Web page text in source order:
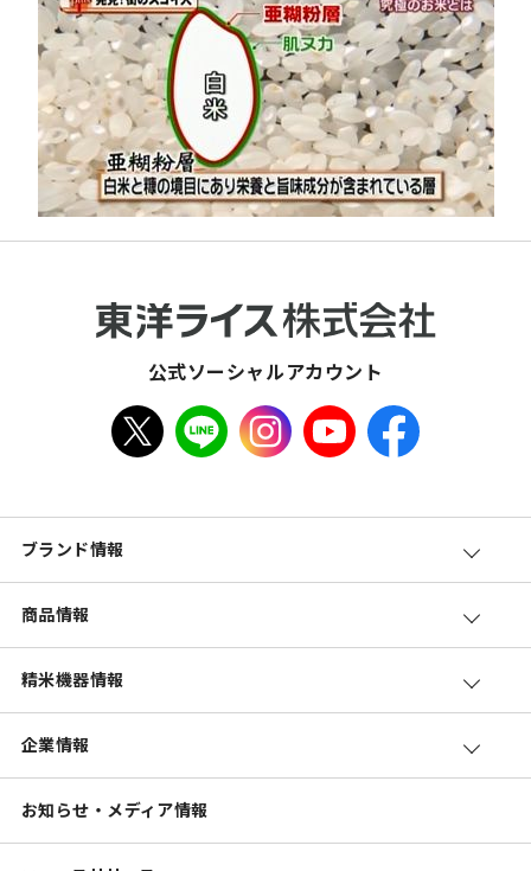
公式ソーシャルアカウント
ブランド情報
商品情報
精米機器情報
企業情報
お知らせ・メディア情報